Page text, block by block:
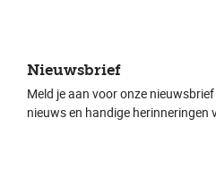
Nieuwsbrief
Meld je aan voor onze
nieuws en handige herinneringen